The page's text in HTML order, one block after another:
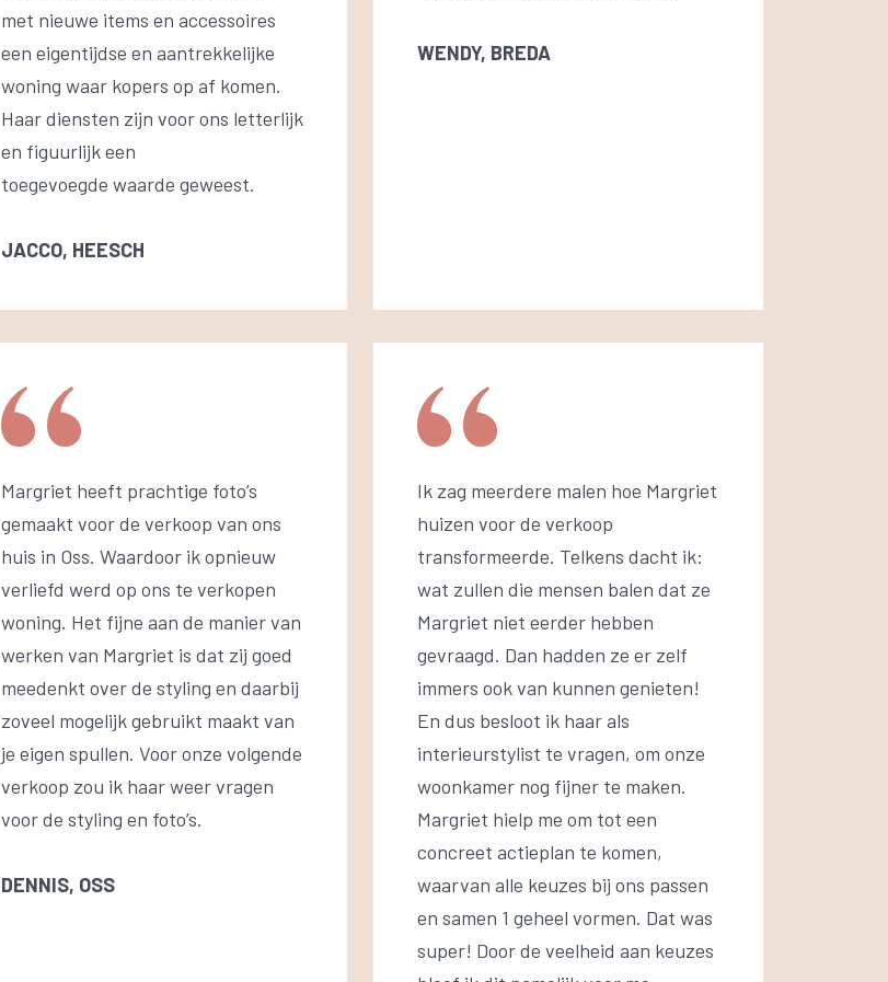
met nieuwe items en accessoires
een eigentijdse en aantrekkelijke
woning waar kopers op af komen.
Haar diensten zijn voor ons letterlijk
en figuurlijk een
toegevoegde waarde geweest.
JACCO, HEESCH
WENDY, BREDA
Margriet heeft prachtige foto’s
gemaakt voor de verkoop van ons
huis in Oss. Waardoor ik opnieuw
verliefd werd op ons te verkopen
woning. Het fijne aan de manier van
werken van Margriet is dat zij goed
meedenkt over de styling en daarbij
zoveel mogelijk gebruikt maakt van
je eigen spullen. Voor onze volgende
verkoop zou ik haar weer vragen
voor de styling en foto’s.
DENNIS, OSS
Ik zag meerdere malen hoe Margriet
huizen voor de verkoop
transformeerde. Telkens dacht ik:
wat zullen die mensen balen dat ze
Margriet niet eerder hebben
gevraagd. Dan hadden ze er zelf
immers ook van kunnen genieten!
En dus besloot ik haar als
interieurstylist te vragen, om onze
woonkamer nog fijner te maken.
Margriet hielp me om tot een
concreet actieplan te komen,
waarvan alle keuzes bij ons passen
en samen 1 geheel vormen. Dat was
super! Door de veelheid aan keuzes